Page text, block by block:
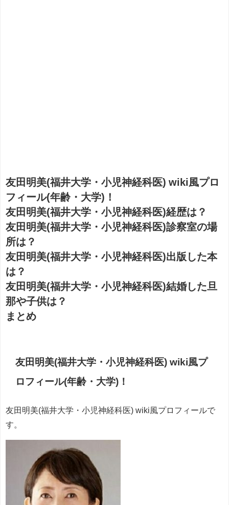
友田明美(福井大学・小児神経科医) wiki風プロ
フィール(年齢・大学)！
友田明美(福井大学・小児神経科医)経歴は？
友田明美(福井大学・小児神経科医)診察室の場
所は？
友田明美(福井大学・小児神経科医)出版した本
は？
友田明美(福井大学・小児神経科医)結婚した旦
那や子供は？
まとめ
友田明美(福井大学・小児神経科医) wiki風プ
ロフィール(年齢・大学)！
友田明美(福井大学・小児神経科医) wiki風プロフィールで
す。